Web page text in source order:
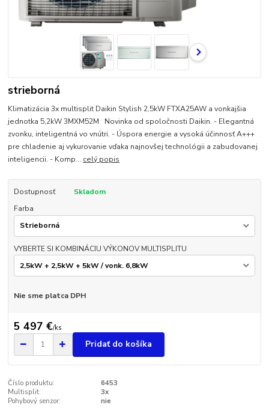
strieborná
Klimatizácia 3x multisplit Daikin Stylish 2,5kW FTXA25AW a vonkajšia
jednotka 5,2kW 3MXM52M Novinka od spoločnosti Daikin. - Elegantná
zvonku, inteligentná vo vnútri. - Úspora energie a vysoká účinnosť A+++
pre chladenie aj vykurovanie vďaka najnovšej technológii a zabudovanej
inteligencii. - Komp... celý popis
Dostupnosť
Skladom
Farba
VYBERTE SI KOMBINÁCIU VÝKONOV MULTISPLITU
Nie sme platca DPH
5 497 €/ks
Pridať do košíka
Číslo produktu:
6453
Multisplit:
3x
Pohybový senzor:
nie